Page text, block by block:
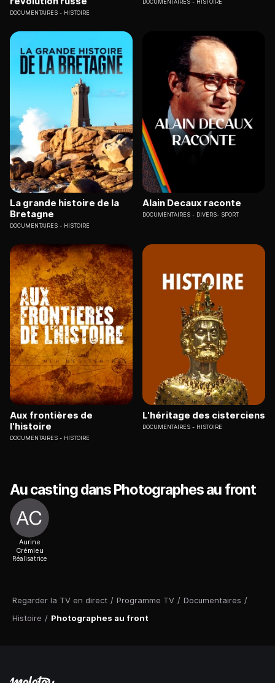
Regarder la TV en direct / Programme TV / Documentaires /
Histoire / Photographes au front
DOCUMENTAIRES HISTOIRE
DOCUMENTAIRES HISTOIRE
La grande histoire de la
Bretagne
DOCUMENTAIRES HISTOIRE
Alain Decaux raconte
DOCUMENTAIRES DIVERS- SPORT
Aux frontières de
l'histoire
DOCUMENTAIRES HISTOIRE
L'héritage des cisterciens
DOCUMENTAIRES HISTOIRE
Au casting dans Photographes au front
Aurine
Crémieu
Réalisatrice